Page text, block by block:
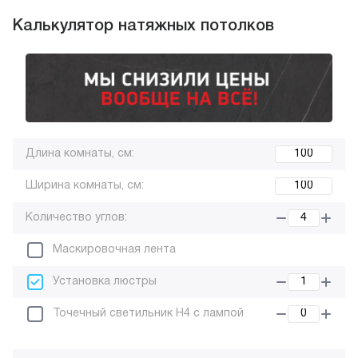
Калькулятор натяжных потолков
Длина комнаты, см:
Ширина комнаты, см:
Количество углов:
Маскировочная лента
Установка люстры
Точечный светильник H4 с лампой